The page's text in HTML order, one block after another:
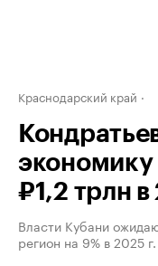
Краснодарский край
экономику
₽1,2 трлн в
Власти Кубани
регион на 9% в 2025 г.